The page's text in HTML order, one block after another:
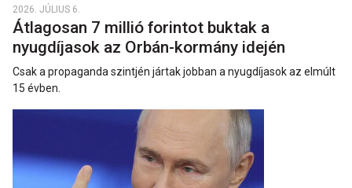
2026. JÚLIUS 6.
Átlagosan 7 millió forintot buktak a
nyugdíjasok az Orbán-kormány idején
Csak a propaganda szintjén jártak jobban a nyugdíjasok az elmúlt
15 évben.